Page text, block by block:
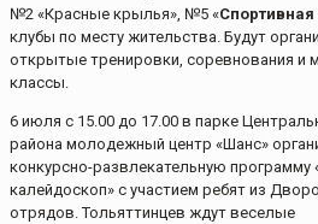
№2 «Красные крылья», №5 «Спортивная
клубы по месту жительства. Будут
открытые тренировки, соревнования и
классы.
6 июля с 15.00 до 17.00 в парке
района молодежный центр «Шанс»
конкурсно-развлекательную программу
калейдоскоп» с участием ребят из
отрядов. Тольяттинцев ждут веселые